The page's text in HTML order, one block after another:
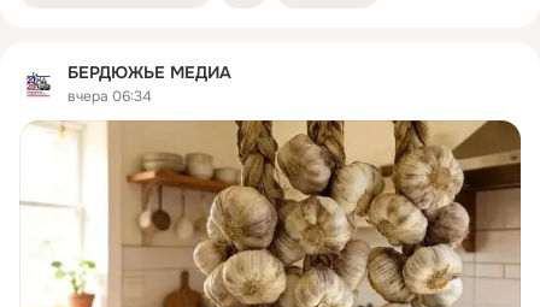
БЕРДЮЖЬЕ МЕДИА
вчера 06:34